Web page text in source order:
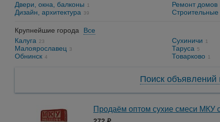
Двери, окна, балконы
1
Дизайн, архитектура 39
Ремонт домов
Крупнейшие города
Все
Калуга
23
Малоярославец 3
Обнинск 4
Сухиничи 1
Таруса 5
Товарково 1
Поиск объявлений
Продаём оптом сухие смеси МКУ